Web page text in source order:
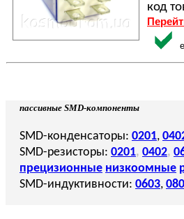
код
пассивные SMD-компоненты
SMD-конденсаторы: 0201,
SMD-резисторы: 0201, 0402,
прецизионные низкоомные
SMD-индуктивности: 0603,